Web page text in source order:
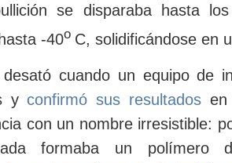
se disparaba hasta
-40o C, solidificándose en
cuando un equipo de
yconfirmó sus resultadosen
con un nombre irresistible:
formaba un polímero